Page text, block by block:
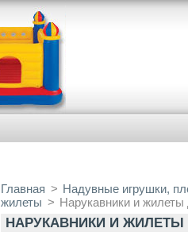
Главная > Надувные игрушки,
жилеты > Нарукавники и
НАРУКАВНИКИ И